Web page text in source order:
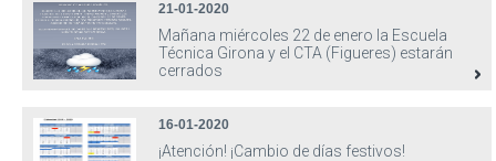
21-01-2020
Mañana miércoles 22 de enero la Escuela
Técnica Girona y el CTA (Figueres) estarán
cerrados
16-01-2020
¡Atención! ¡Cambio de días festivos!